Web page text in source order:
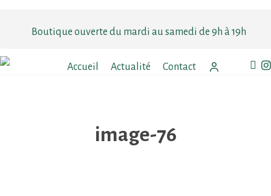
Boutique ouverte du mardi au samedi de 9h à 19h
Accueil Actualité Contact
image-76